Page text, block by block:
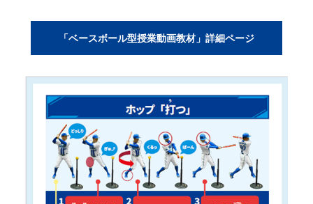
「ベースボール型授業動画教材」詳細ページ